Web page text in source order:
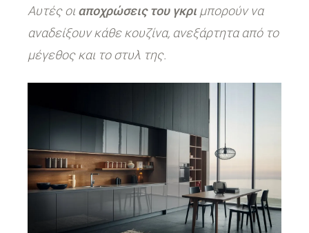
Αυτές οι αποχρώσεις του γκρι μπορούν να
αναδείξουν κάθε κουζίνα, ανεξάρτητα από το
μέγεθος και το στυλ της.